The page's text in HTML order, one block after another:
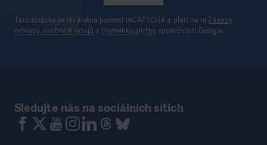
Tato stránka je chráněna pomocí reCAPTCHA a platí na niZásady
ochrany osobních údajů a Podmínky služby společnosti Google.
Sledujte nás na sociálních sítích